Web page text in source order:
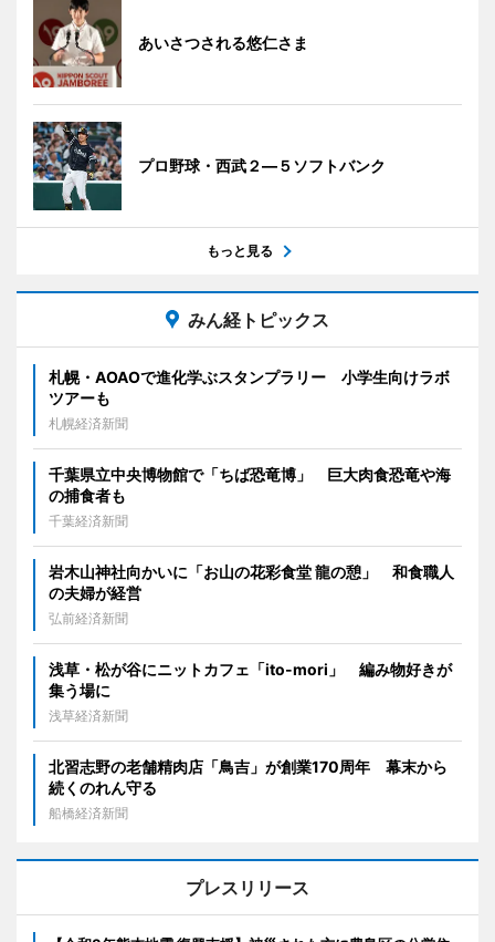
あいさつされる悠仁さま
プロ野球・西武２―５ソフトバンク
もっと見る
みん経トピックス
札幌・AOAOで進化学ぶスタンプラリー 小学生向けラボ
ツアーも
札幌経済新聞
千葉県立中央博物館で「ちば恐竜博」 巨大肉食恐竜や海
の捕食者も
千葉経済新聞
岩木山神社向かいに「お山の花彩食堂 龍の憩」 和食職人
の夫婦が経営
弘前経済新聞
浅草・松が谷にニットカフェ「ito-mori」 編み物好きが
集う場に
浅草経済新聞
北習志野の老舗精肉店「鳥吉」が創業170周年 幕末から
続くのれん守る
船橋経済新聞
プレスリリース